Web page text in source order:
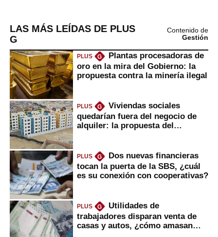
LAS MÁS LEÍDAS DE PLUS
G
Contenido de
Gestión
PLUS G
Plantas procesadoras de
oro en la mira del Gobierno: la
propuesta contra la minería ilegal
PLUS G
Viviendas sociales
quedarían fuera del negocio de
alquiler: la propuesta del
PLUS G
Dos nuevas financieras
tocan la puerta de la SBS, ¿cuál
es su conexión con cooperativas?
PLUS G
Utilidades de
trabajadores disparan venta de
casas y autos, ¿cómo amasan